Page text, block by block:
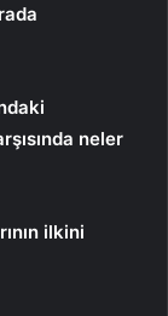
neler
ilkini